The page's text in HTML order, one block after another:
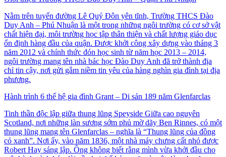
Nằm trên tuyến đường Lê Quý Đôn yên tĩnh, Trường THCS Đào
Duy Anh – Phú Nhuận là một trong những ngôi trường có cơ sở vật
chất hiện đại, môi trường học tập thân thiện và chất lượng giáo dục
ổn định hàng đầu của quận. Được khởi công xây dựng vào tháng 3
năm 2012 và chính thức đón học sinh từ năm học 2013 – 2014,
ngôi trường mang tên nhà bác học Đào Duy Anh đã trở thành địa
chỉ tin cậy, nơi gửi gắm niềm tin yêu của hàng nghìn gia đình tại địa
phương.
Hành trình 6 thế hệ gia đình Grant – Di sản 189 năm Glenfarclas
Tinh thần độc lập giữa thung lũng Speyside Giữa cao nguyên
Scotland, nơi những làn sương sớm phủ mờ dãy Ben Rinnes, có một
thung lũng mang tên Glenfarclas – nghĩa là “Thung lũng của đồng
cỏ xanh”. Nơi ấy, vào năm 1836, một nhà máy chưng cất nhỏ được
Robert Hay sáng lập. Ông không biết rằng mình vừa khởi đầu cho